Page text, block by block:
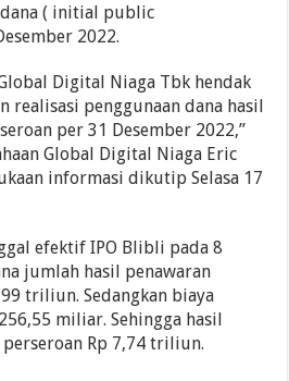
( initial public
2022.
Digital Niaga Tbk hendak
realisasi penggunaan dana hasil
per 31 Desember 2022,”
Global Digital Niaga Eric
informasi dikutip Selasa 17
efektif IPO Blibli pada 8
jumlah hasil penawaran
triliun. Sedangkan biaya
miliar. Sehingga hasil
Rp 7,74 triliun.